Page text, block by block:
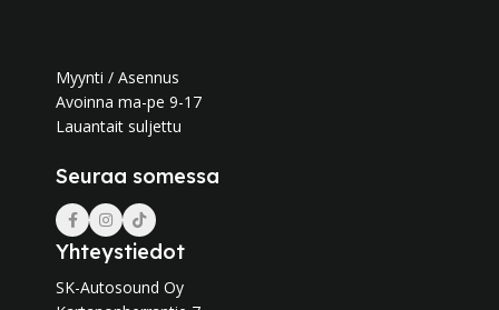
Myynti / Asennus
Avoinna ma-pe 9-17
Lauantait suljettu
Seuraa somessa
Yhteystiedot
SK-Autosound Oy